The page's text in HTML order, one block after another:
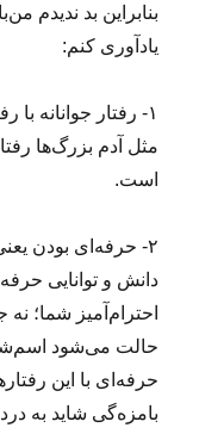
بنابراین بد ندیدم
یادآوری کنم:
۱- رفتار جوانانه
مثل آدم‌ بزرگ‌ها
است.
۲- حرفه‌ای بودن
دانش و توانایی
احترام‌آمیز شما؛
حالت می‌شود
حرفه‌ای با این
بامزه‌گی شاید به